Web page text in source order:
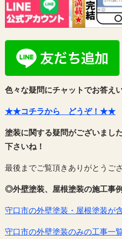
色々な疑問にチャットでお答え
★★コチラから どうぞ！★★
塗装に関する疑問がございま
下さいね！
最後までご覧頂きありがとうご
◎外壁塗装、屋根塗装の施工事
守口市の外壁塗装・屋根塗装が
守口市の外壁塗装のみの工事一